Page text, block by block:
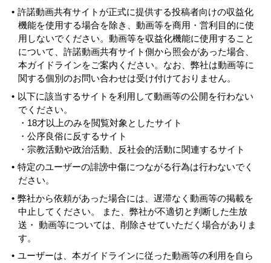
許諾動画共有サイトが正式に提供する投稿者向けの収益化
機能を使用する場合を除き、動画等を商用・営利目的に使
用しないでください。動画等を収益化機能に使用すること
について、許諾動画共有サイト側から照会があった場合、
本ガイドラインをご案内ください。なお、弊社は動画等に
関する個別のお問い合わせは受け付けておりません。
以下に該当するサイトを利用して動画等の公開を行わない
でください。
・18才以上のみを閲覧対象としたサイト
・公序良俗に反するサイト
・宗教活動や政治活動、反社会的活動に関連するサイト
特定のユーザーの誹謗中傷につながる行為は行わないでく
ださい。
弊社から依頼があった場合には、遅滞なく動画等の掲載を
中止してください。 また、弊社が不適切と判断した生放
送・ 動画等については、削除させていただく場合がありま
す。
ユーザーは、本ガイドラインに従った動画等の利用を自ら